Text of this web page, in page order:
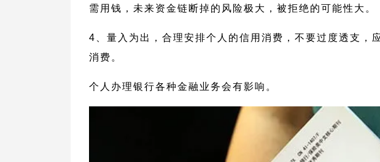
需用钱，未来资金链断掉的风险极大，被拒绝的可能性大。
4、量入为出，合理安排个人的信用消费，不要过度透支，
消费。
个人办理银行各种金融业务会有影响。